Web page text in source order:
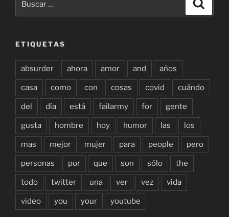
ETIQUETAS
absurder ahora amor and años
casa como con cosas covid cuándo
del día está failarmy for gente
gusta hombre hoy humor las los
mas mejor mujer para people pero
personas por que son sólo the
todo twitter una ver vez vida
video you your youtube